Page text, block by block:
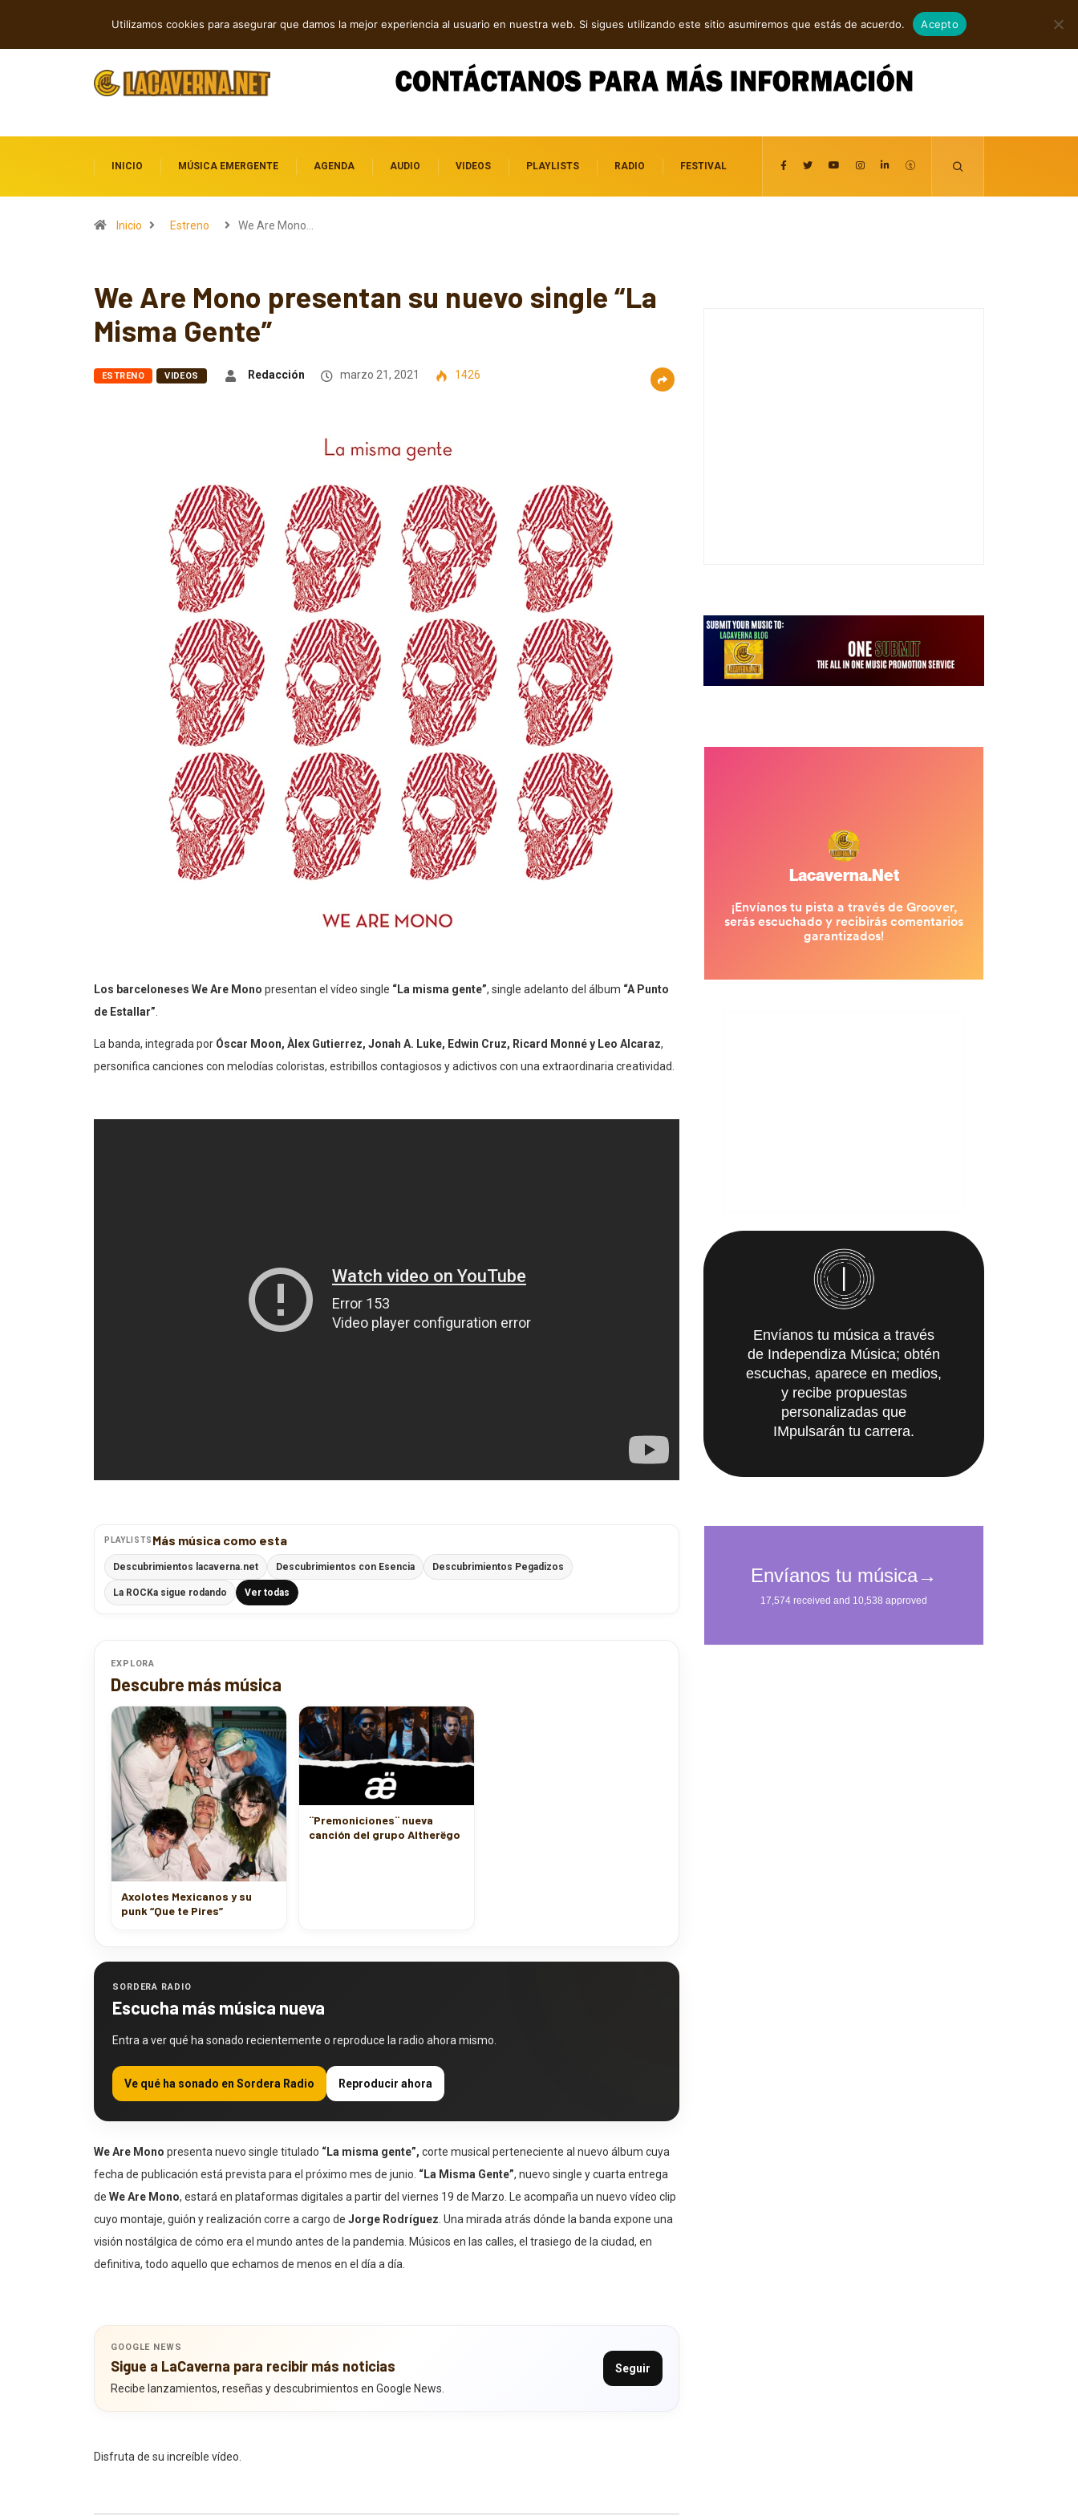
agosto 7, 2026
INICIO MÚSICA EMERGENTE AGENDA AUDIO VIDEOS PLAYLISTS RADIO FESTIVAL
Inicio Estreno We Are Mono…
We Are Mono presentan su nuevo single “La
Misma Gente”
ESTRENO VIDEOS Redacción marzo 21, 2021 1426
Los barceloneses We Are Mono presentan el vídeo single “La misma gente”, single adelanto del álbum “A Punto
de Estallar”
La banda, integrada por Óscar Moon, Àlex Gutierrez, Jonah A. Luke, Edwin Cruz, Ricard Monné y Leo Alcaraz,
personifica canciones con melodías coloristas, estribillos contagiosos y adictivos con una extraordinaria creatividad.
PLAYLISTS Más música como esta
Descubrimientos lacaverna.net Descubrimientos con Esencia Descubrimientos Pegadizos
La ROCKa sigue rodando Ver todas
EXPLORA
Descubre más música
Axolotes Mexicanos y su
punk “Que te Pires”
¨Premoniciones¨ nueva
canción del grupo Altherëgo
SORDERA RADIO
Escucha más música nueva
Entra a ver qué ha sonado recientemente o reproduce la radio ahora mismo.
Ve qué ha sonado en Sordera Radio Reproducir ahora
We Are Mono presenta nuevo single titulado “La misma gente”, corte musical perteneciente al nuevo álbum cuya
fecha de publicación está prevista para el próximo mes de junio. “La Misma Gente”, nuevo single y cuarta entrega
de We Are Mono, estará en plataformas digitales a partir del viernes 19 de Marzo. Le acompaña un nuevo vídeo clip
cuyo montaje, guión y realización corre a cargo de Jorge Rodríguez . Una mirada atrás dónde la banda expone una
visión nostálgica de cómo era el mundo antes de la pandemia. Músicos en las calles, el trasiego de la ciudad, en
definitiva, todo aquello que echamos de menos en el día a día.
GOOGLE NEWS
Sigue a LaCaverna para recibir más noticias
Recibe lanzamientos, reseñas y descubrimientos en Google News.
Seguir
Disfruta de su increíble vídeo.
Envíanos tu música a través
de Independiza Música; obtén
escuchas, aparece en medios,
y recibe propuestas
personalizadas que
IMpulsarán tu carrera.
Utilizamos cookies para asegurar que damos la mejor experiencia al usuario en nuestra web. Si sigues utilizando este sitio asumiremos que estás de acuerdo. Acepto